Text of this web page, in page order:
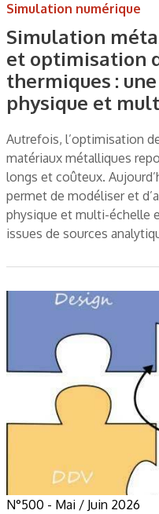
Simulation numérique
Simulation
et optimisation
thermiques :
physique et
Autrefois, l’optimisation
matériaux métalliques
longs et coûteux.
permet de modéliser et
physique et multi-échelle
issues de sources
N°500 - Mai / Juin 2026